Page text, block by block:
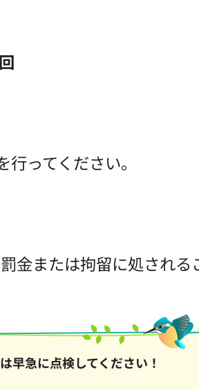
ってください。
金または拘留に処される
早急に点検してください！